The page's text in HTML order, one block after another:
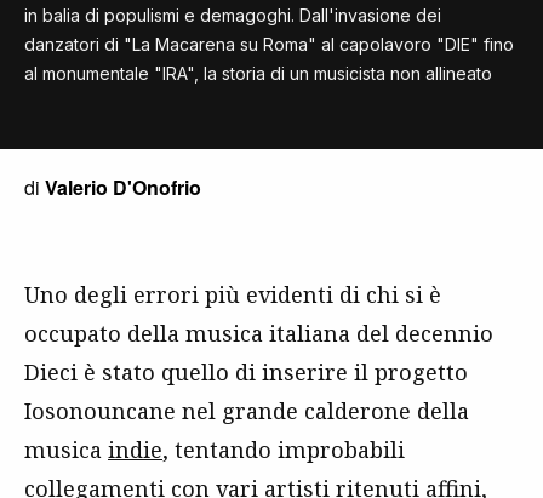
in balia di populismi e demagoghi. Dall'invasione dei
danzatori di "La Macarena su Roma" al capolavoro "DIE" fino
al monumentale "IRA", la storia di un musicista non allineato
di Valerio D'Onofrio
Uno degli errori più evidenti di chi si è
occupato della musica italiana del decennio
Dieci è stato quello di inserire il progetto
Iosonouncane nel grande calderone della
musica indie, tentando improbabili
collegamenti con vari artisti ritenuti affini,